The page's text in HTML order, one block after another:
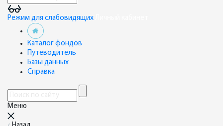
Режим для слабовидящих
Каталог фондов
Путеводитель
Базы данных
Справка
Меню